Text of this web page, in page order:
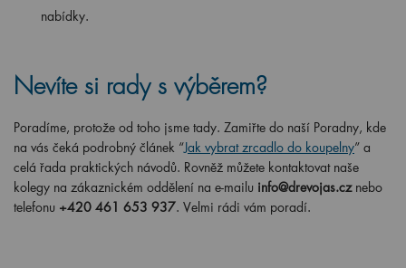
nabídky.
Nevíte si rady s výběrem?
Poradíme, protože od toho jsme tady. Zamiřte do naší Poradny, kde
na vás čeká podrobný článek “Jak vybrat zrcadlo do koupelny” a
celá řada praktických návodů. Rovněž můžete kontaktovat naše
kolegy na zákaznickém oddělení na e-mailu info@drevojas.cz nebo
telefonu +420 461 653 937. Velmi rádi vám poradí.